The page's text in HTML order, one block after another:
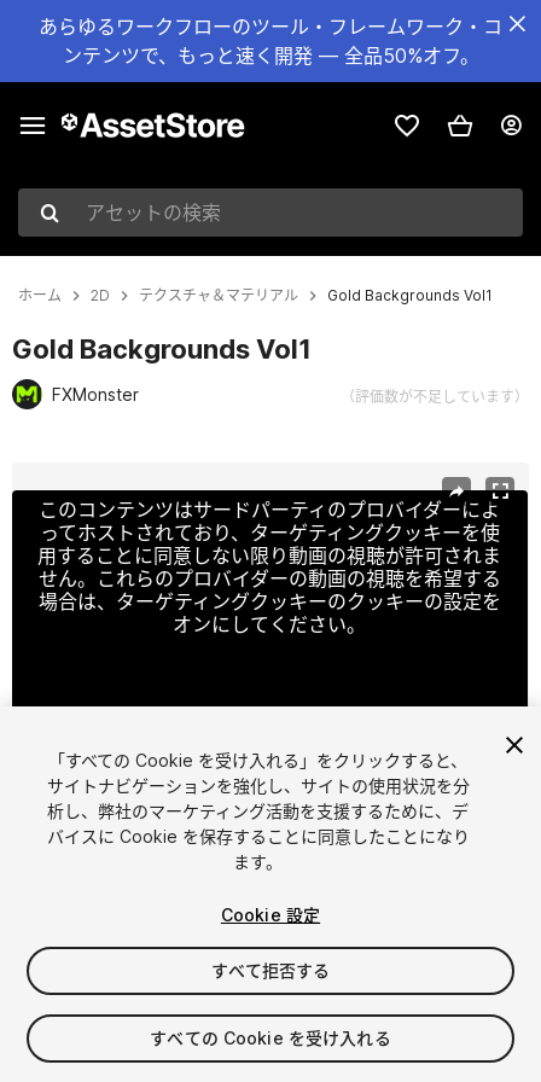
あらゆるワークフローのツール・フレームワーク・コ
ンテンツで、もっと速く開発 — 全品50%オフ。
アセットの検索
ホーム 2D テクスチャ＆マテリアル Gold Backgrounds Vol1
Gold Backgrounds Vol1
FXMonster （評価数が不足しています）
このコンテンツはサードパーティのプロバイダーによ
ってホストされており、ターゲティングクッキーを使
用することに同意しない限り動画の視聴が許可されま
せん。これらのプロバイダーの動画の視聴を希望する
場合は、ターゲティングクッキーのクッキーの設定を
オンにしてください。
1 /2
$29.99
消費税は決済時に計算されます
「すべての Cookie を受け入れる」をクリックすると、
サイトナビゲーションを強化し、サイトの使用状況を分
析し、弊社のマーケティング活動を支援するために、デ
バイスに Cookie を保存することに同意したことになり
ます。
Cookie 設定
すべて拒否する
すべての Cookie を受け入れる